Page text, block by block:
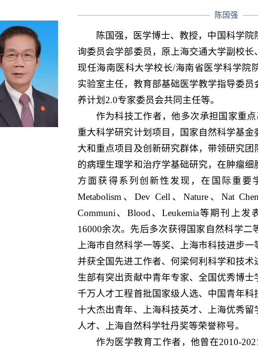
陈国强
陈国强，医学博士、教授，中国科学院
询委员会学部委员 ，原上海交通大学副校长
现任海南医科大学校长/海南省医学科学院
实验室主任，教育部基础医学教学指导委
养计划2.0专家委员会共同主任等。
作为科技工作者，他多次承担国家重
重大科学研究计划项目，国家自然科学基
大和重点项目及创新研究群体，带领研究
的病理生理学和治疗学基础研究，在肿瘤细
方面获得系列创新性发现，在国际重要
Metabolism、Dev Cell、Nature、Nat
Communi、Blood、Leukemia等期刊上发
16000余次。先后多次获得国家自然科学二
上海市自然科学一等奖、上海市科技进步一
并获全国先进工作者、何梁何利科学和技
生部有突出贡献中青年专家、全国优秀博
千万人才工程首批国家级人选、中国青年
十大杰出青年、上海科技英才、上海优秀
人才、上海自然科学牡丹奖等荣誉称号。
作为医学教育工作者，他曾在2010-